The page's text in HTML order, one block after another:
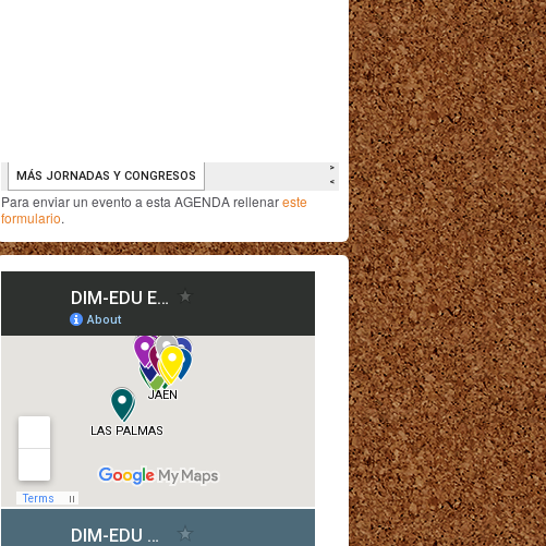
Para enviar un evento a esta AGENDA rellenareste
formulario.